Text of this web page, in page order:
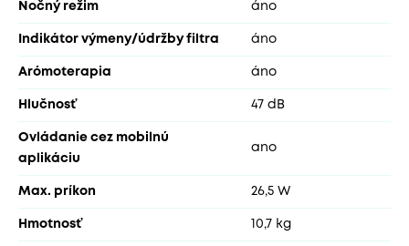
Nočný režim áno
Indikátor výmeny/údržby filtra áno
Arómoterapia áno
Hlučnosť 47 dB
Ovládanie cez mobilnú
aplikáciu
ano
Max. príkon 26,5 W
Hmotnosť 10,7 kg